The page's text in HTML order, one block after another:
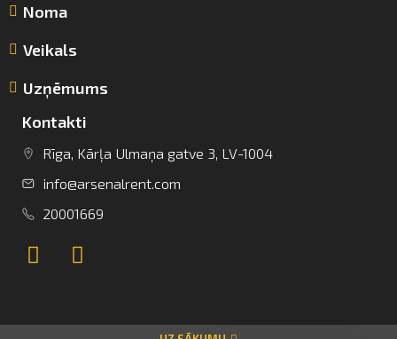
info@arsenalrent.com
+37120001669
Noma
Veikals
Uzņēmums
Kontakti
Rīga, Kārļa Ulmaņa gatve 3, LV-1004
info@arsenalrent.com
20001669